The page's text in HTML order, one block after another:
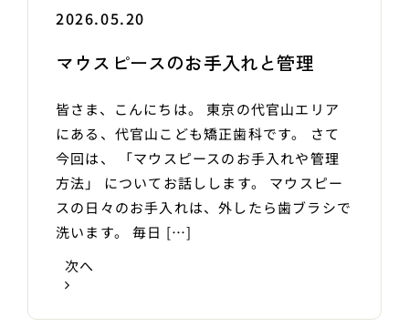
2026.05.20
マウスピースのお手入れと管理
皆さま、こんにちは。 東京の代官山エリア
にある、代官山こども矯正歯科です。 さて
今回は、 「マウスピースのお手入れや管理
方法」 についてお話しします。 マウスピー
スの日々のお手入れは、外したら歯ブラシで
洗います。 毎日 […]
次へ